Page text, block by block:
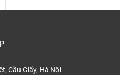
Cầu Giấy, Hà Nội